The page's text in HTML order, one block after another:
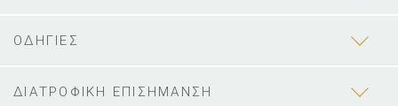
ΟΔΗΓΙΕΣ
ΔΙΑΤΡΟΦΙΚΗ ΕΠΙΣΗΜΑΝΣΗ